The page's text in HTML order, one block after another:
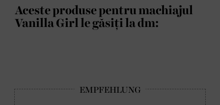
Aceste produse pentru machiajul
Vanilla Girl le găsiți la dm: